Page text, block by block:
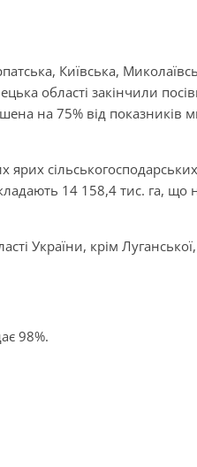
Київська,
області закінчили
на 75% від показників
14 158,4 тис. га, що
України, крім
98%.